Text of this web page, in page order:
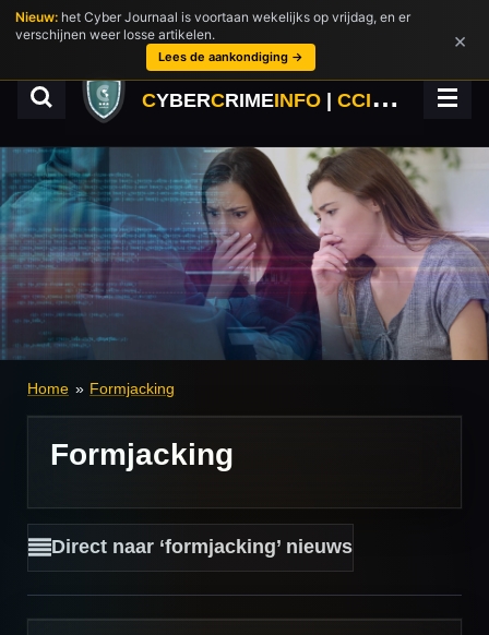
Ga
direct
hoofdinhoud
CYBERCRIMEINFO CCINFO.NL
Home » Formjacking
Formjacking
Direct naar ‘formjacking’ nieuws
Nieuw: het Cyber Journaal is voortaan wekelijks op vrijdag, en er
verschijnen weer losse artikelen.
Lees de aankondiging →
×